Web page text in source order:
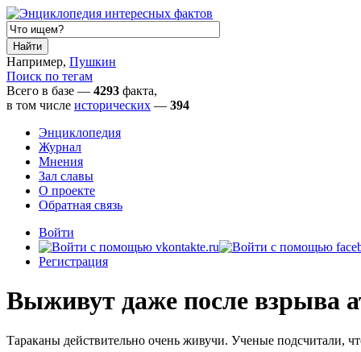
Например, Пушкин
Поиск по тегам
Всего в базе — 4293 факта,
в том числе исторических — 394
Энциклопедия
Журнал
Мнения
Зал славы
О проекте
Обратная связь
Войти
Регистрация
Выживут даже после взрыва
Тараканы действительно очень живучи. Ученые подсчитали,